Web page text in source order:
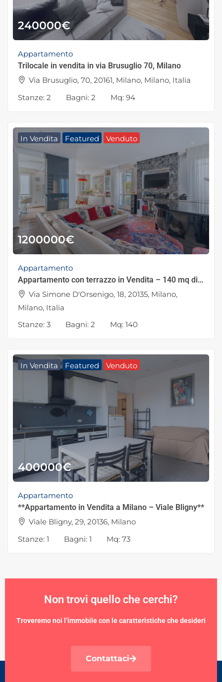
240000€
Appartamento
Trilocale in vendita in via Brusuglio 70, Milano
Via Brusuglio, 70, 20161, Milano, Milano, Italia
Stanze: 2 Bagni: 2 Mq: 94
In Vendita Featured Venduto
1200000€
Appartamento
Appartamento con terrazzo in Vendita – 140 mq di Eleganza e Comfort
Via Simone D'Orsenigo, 18, 20135, Milano,
Milano, Italia
Stanze: 3 Bagni: 2 Mq: 140
In Vendita Featured Venduto
400000€
Appartamento
**Appartamento in Vendita a Milano – Viale Bligny**
Viale Bligny, 29, 20136, Milano
Stanze: 1 Bagni: 1 Mq: 73
Non trovi quello che cerchi?
Troveremo noi l’immobile con le caratteristiche che desideri
Contattaci